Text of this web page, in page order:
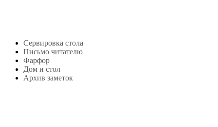
Сервировка стола
Письмо читателю
Фарфор
Дом и стол
Архив заметок